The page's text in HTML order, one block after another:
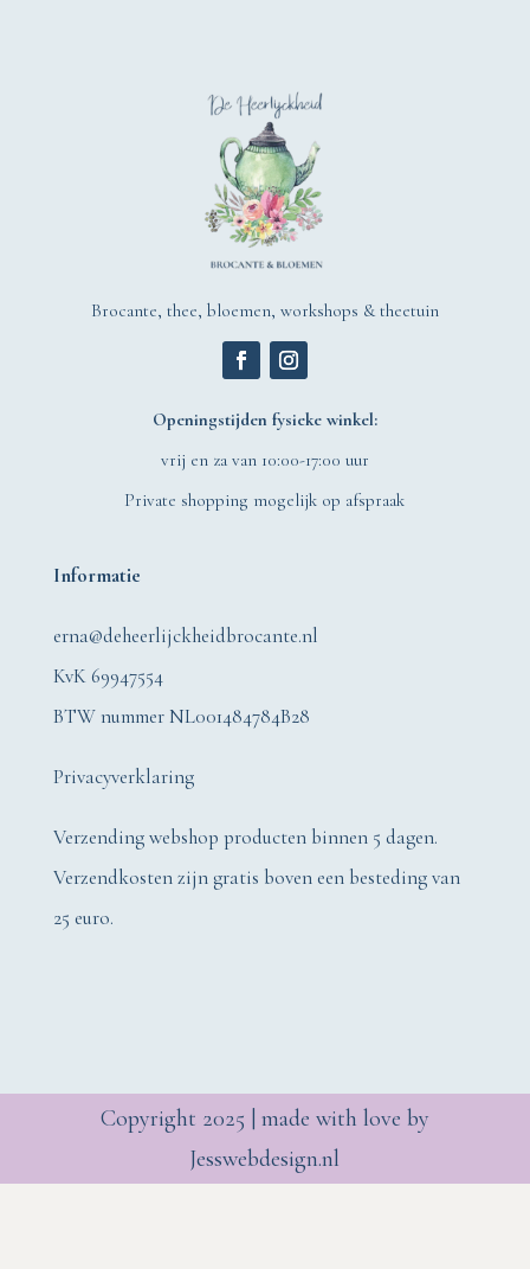
Brocante, thee, bloemen, workshops & theetuin
Openingstijden fysieke winkel:
vrij en za van 10:00-17:00 uur
Private shopping mogelijk op afspraak
Informatie
erna@deheerlijckheidbrocante.nl
KvK 69947554
BTW nummer NL001484784B28
Privacyverklaring
Verzending webshop producten binnen 5 dagen.
Verzendkosten zijn gratis boven een besteding van
25 euro.
Copyright 2025 | made with love by
Jesswebdesign.nl